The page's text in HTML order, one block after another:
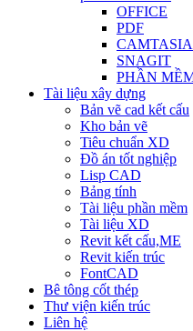
OFFICE
PDF
CAMTASIA
SNAGIT
PHẦN
Tài liệu xây dựng
Bản vẽ cad kết cấu
Kho bản vẽ
Tiêu chuẩn XD
Đồ án tốt nghiệp
Lisp CAD
Bảng tính
Tài liệu phần mềm
Tài liệu XD
Revit kết cấu,ME
Revit kiến trúc
FontCAD
Bê tông cốt thép
Thư viện kiến trúc
Liên hệ